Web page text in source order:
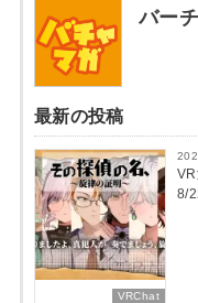
バー
最新の投稿
VRChat
VR
8/